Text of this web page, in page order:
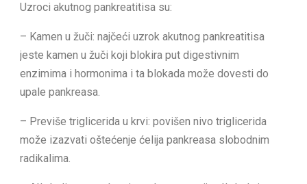
Uzroci akutnog pankreatitisa su:
– Kamen u žuči: najčeći uzrok akutnog pankreatitisa
jeste kamen u žuči koji blokira put digestivnim
enzimima i hormonima i ta blokada može dovesti do
upale pankreasa.
– Previše triglicerida u krvi: povišen nivo triglicerida
može izazvati oštećenje ćelija pankreasa slobodnim
radikalima.